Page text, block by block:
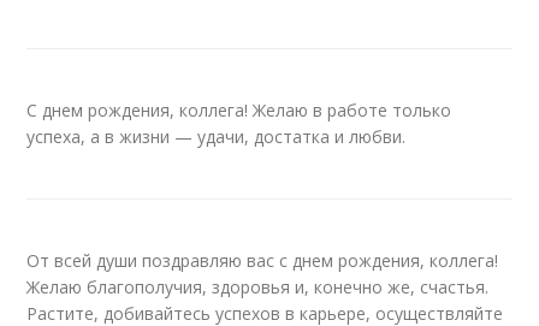
С днем рождения, коллега! Желаю в работе только
успеха, а в жизни — удачи, достатка и любви.
От всей души поздравляю вас с днем рождения, коллега!
Желаю благополучия, здоровья и, конечно же, счастья.
Растите, добивайтесь успехов в карьере, осуществляйте